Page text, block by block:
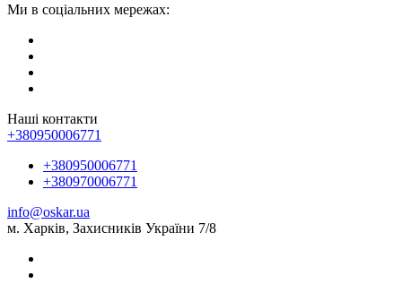
Ми в соціальних мережах:
Наші контакти
+380950006771
+380950006771
+380970006771
info@oskar.ua
м. Харків, Захисників України 7/8